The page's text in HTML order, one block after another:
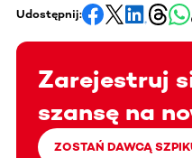
Udostępnij:
Zarejestruj
szansę na
ZOSTAŃ DAWCĄ